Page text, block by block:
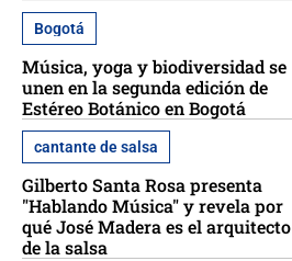
Bogotá
Música, yoga y biodiversidad se
unen en la segunda edición de
Estéreo Botánico en Bogotá
cantante de salsa
Gilberto Santa Rosa presenta
"Hablando Música" y revela por
qué José Madera es el arquitecto
de la salsa